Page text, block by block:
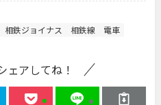
相鉄ジョイナス 相鉄線 電車
ェアしてね！